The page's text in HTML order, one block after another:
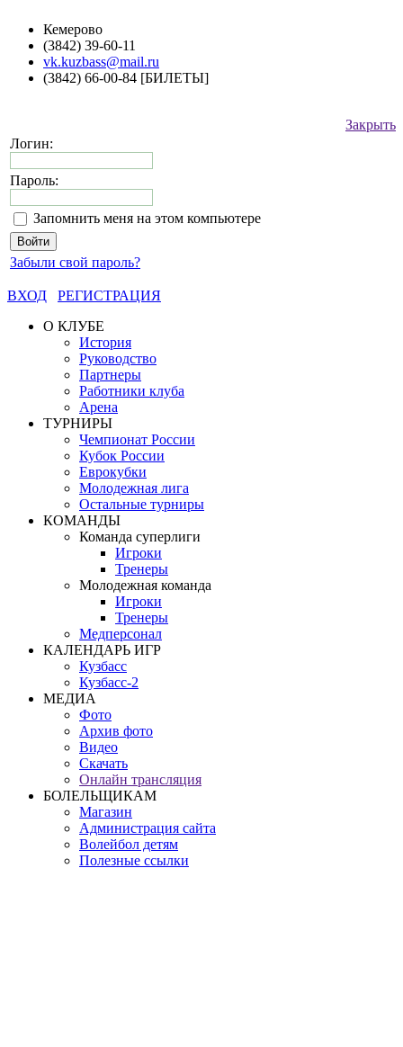
Кемерово
(3842) 39-60-11
vk.kuzbass@mail.ru
(3842) 66-00-84 [БИЛЕТЫ]
Закрыть
Логин:
Пароль:
Запомнить меня на этом компьютере
Забыли свой пароль?
ВХОД
РЕГИСТРАЦИЯ
О КЛУБЕ
История
Руководство
Партнеры
Работники клуба
Арена
ТУРНИРЫ
Чемпионат России
Кубок России
Еврокубки
Молодежная лига
Остальные турниры
КОМАНДЫ
Команда суперлиги
Игроки
Тренеры
Молодежная команда
Игроки
Тренеры
Медперсонал
КАЛЕНДАРЬ ИГР
Кузбасс
Кузбасс-2
МЕДИА
Фото
Архив фото
Видео
Скачать
Онлайн трансляция
БОЛЕЛЬЩИКАМ
Магазин
Администрация сайта
Волейбол детям
Полезные ссылки